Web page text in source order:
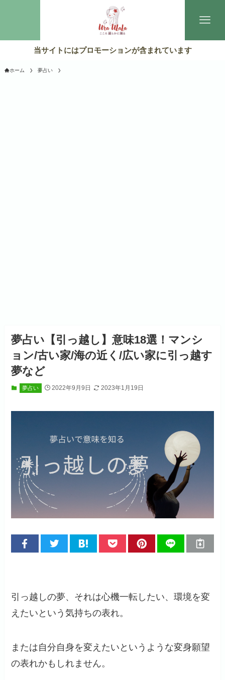
当サイトにはプロモーションが含まれています
ホーム 夢占い
夢占い【引っ越し】意味18選！マンシ
ョン/古い家/海の近く/広い家に引っ越す
夢など
夢占い 2022年9月9日 2023年1月19日
引っ越しの夢、それは心機一転したい、環境を変
えたいという気持ちの表れ。
または自分自身を変えたいというような変身願望
の表れかもしれません。